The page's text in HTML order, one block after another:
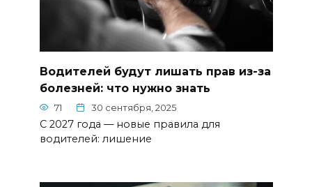
Водителей будут лишать прав из-за
болезней: что нужно знать
71 30 сентября, 2025
С 2027 года — новые правила для
водителей: лишение